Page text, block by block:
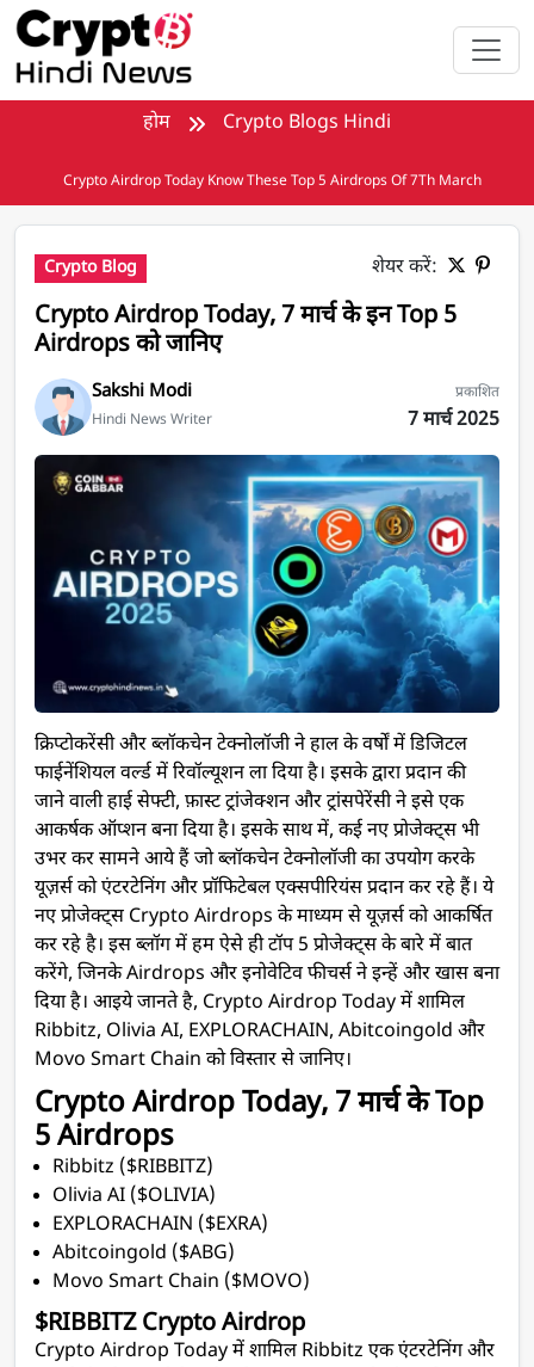
मुख्य सामग्री पर जाएँ
होम Crypto Blogs Hindi
Crypto Airdrop Today Know These Top 5 Airdrops Of 7Th March
Crypto Blog शेयर करें:
Crypto Airdrop Today, 7 मार्च के इन Top 5
Airdrops को जानिए
Sakshi Modi
Hindi News Writer
प्रकाशित
7 मार्च 2025
Crypto Airdrop Today, 7 मार्च के इन Top 5 Airdrops को जानिए
क्रिप्टोकरेंसी और ब्लॉकचेन टेक्नोलॉजी ने हाल के वर्षों में डिजिटल
फाईनेंशियल वर्ल्ड में रिवॉल्यूशन ला दिया है। इसके द्वारा प्रदान की
जाने वाली हाई सेफ्टी, फ़ास्ट ट्रांजेक्शन और ट्रांसपेरेंसी ने इसे एक
आकर्षक ऑप्शन बना दिया है। इसके साथ में, कई नए प्रोजेक्ट्स भी
उभर कर सामने आये हैं जो ब्लॉकचेन टेक्नोलॉजी का उपयोग करके
यूज़र्स को एंटरटेनिंग और प्रॉफिटेबल एक्सपीरियंस प्रदान कर रहे हैं। ये
नए प्रोजेक्ट्स Crypto Airdrops के माध्यम से यूज़र्स को आकर्षित
कर रहे है। इस ब्लॉग में हम ऐसे ही टॉप 5 प्रोजेक्ट्स के बारे में बात
करेंगे, जिनके Airdrops और इनोवेटिव फीचर्स ने इन्हें और खास बना
दिया है। आइये जानते है, Crypto Airdrop Today में शामिल
Ribbitz, Olivia AI, EXPLORACHAIN, Abitcoingold और
Movo Smart Chain को विस्तार से जानिए।
Crypto Airdrop Today, 7 मार्च के Top
5 Airdrops
Ribbitz ($RIBBITZ)
Olivia AI ($OLIVIA)
EXPLORACHAIN ($EXRA)
Abitcoingold ($ABG)
Movo Smart Chain ($MOVO)
$RIBBITZ Crypto Airdrop
Crypto Airdrop Today में शामिल Ribbitz एक एंटरटेनिंग और